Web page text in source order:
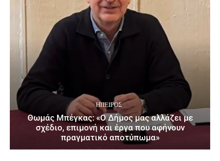
ΉΠΕΙΡΟΣ
Θωμάς Μπέγκας: «Ο Δήμος μας αλλάζει με
σχέδιο, επιμονή και έργα που αφήνουν
πραγματικό αποτύπωμα»